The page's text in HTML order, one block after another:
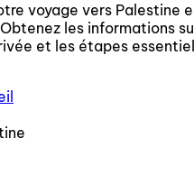
voyage vers Palestine
les informations
et les étapes